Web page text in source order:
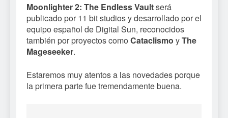
Moonlighter 2: The Endless Vaultserá
publicado por 11 bit studios y desarrollado por el
equipo español de Digital Sun, reconocidos
también por proyectos como Cataclismo yThe
Mageseeker.
Estaremos muy atentos a las novedades porque
la primera parte fue tremendamente buena.